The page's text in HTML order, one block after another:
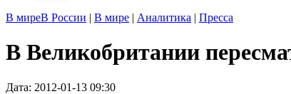
В миреВ России | В мире | Аналитика | Пресса
В Великобритании
Дата: 2012-01-13 09:30